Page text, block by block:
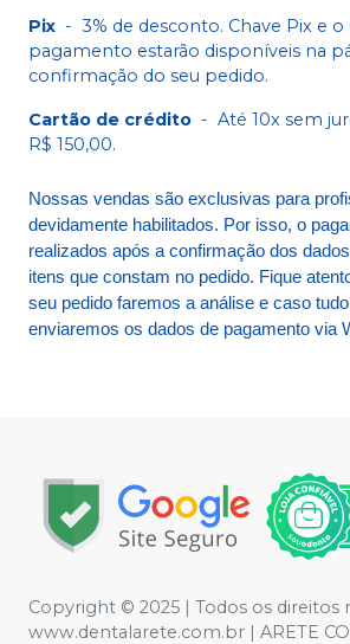
Pix - 3% de desconto. Chave Pix e o
pagamento estarão disponíveis na
confirmação do seu pedido.
Cartão de crédito - Até 10x sem
R$ 150,00.
Nossas vendas são exclusivas para
devidamente habilitados. Por isso, o
realizados após a confirmação dos
itens que constam no pedido. Fique
seu pedido faremos a análise e caso
enviaremos os dados de pagamento via
Copyright © 2025 | Todos os direitos
www.dentalarete.com.br | ARETE